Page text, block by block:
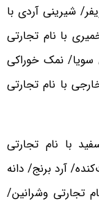
شیرینی آردی با
با نام تجارتی
سویا/ نمک خوراکی
با نام تجارتی
با نام تجارتی
آرد برنج/ دانه
تجارتی وشرانین/